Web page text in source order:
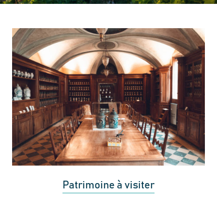
Patrimoine à visiter